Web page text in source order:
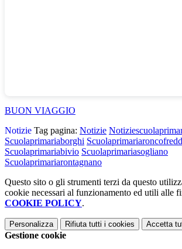
BUON VIAGGIO
Notizie Tag pagina: Notizie
Scuolaprimariaborghi
Scuolaprimariabivio Scuolaprimariasogliano
Scuolaprimariarontagnano
Questo sito o gli strumenti terzi da questo
cookie necessari al funzionamento ed utili alle
COOKIE POLICY.
Personalizza Rifiuta tutti i cookies Accetta
Gestione cookie